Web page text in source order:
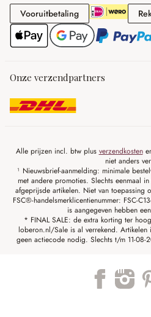
VooruitbetalingVooruitbetaling
Onze verzendpartners
Alle prijzen incl. btw plus verzendkosten
niet anders
¹ Nieuwsbrief-aanmelding: minimale
met andere promoties. Slechts eenmaal
afgeprijsde artikelen. Niet van toepassing
FSC®-handelsmerklicentienummer: FSC-
is aangegeven hebben
* FINAL SALE: de extra korting ter
loberon.nl/Sale is al verrekend.
geen actiecode nodig. Slechts t/m 11-